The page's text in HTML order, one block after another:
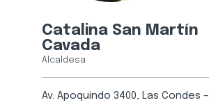
Catalina San Martín
Cavada
Alcaldesa
Av. Apoquindo 3400, Las Condes –